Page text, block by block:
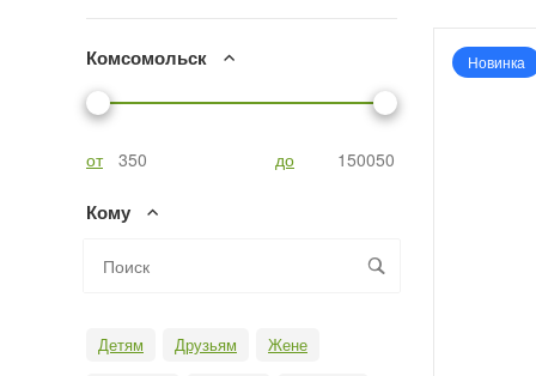
Комсомольск
от до
Кому
Детям Друзьям
Жене
Новинка